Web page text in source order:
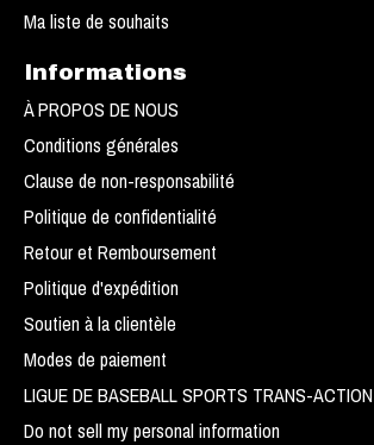
Ma liste de souhaits
Informations
À PROPOS DE NOUS
Conditions générales
Clause de non-responsabilité
Politique de confidentialité
Retour et Remboursement
Politique d'expédition
Soutien à la clientèle
Modes de paiement
LIGUE DE BASEBALL SPORTS TRANS-ACTION
Do not sell my personal information